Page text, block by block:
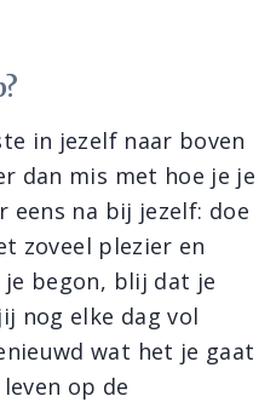
in jezelf naar boven
dan mis met hoe je je
eens na bij jezelf: doe
zoveel plezier en
begon, blij dat je
nog elke dag vol
wat het je gaat
op de